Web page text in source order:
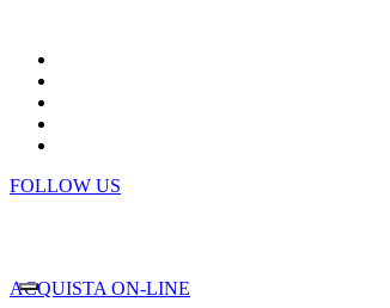
FOLLOW US
ACQUISTA ON-LINE